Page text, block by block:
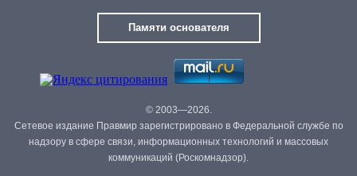
Памяти основателя
© 2003—2026.
Сетевое издание Правмир зарегистрировано в Федеральной службе по
надзору в сфере связи, информационных технологий и массовых
коммуникаций (Роскомнадзор).